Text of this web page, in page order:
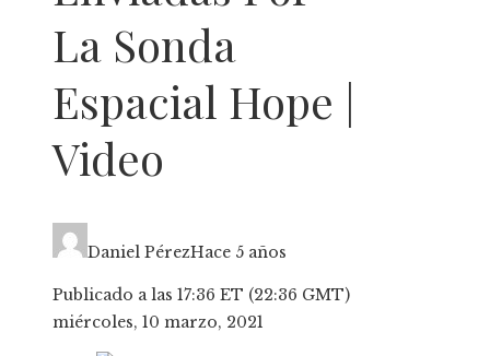
La Sonda
Espacial Hope |
Video
Daniel PérezHace 5 años
Publicado a las 17:36 ET (22:36 GMT)
miércoles, 10 marzo, 2021